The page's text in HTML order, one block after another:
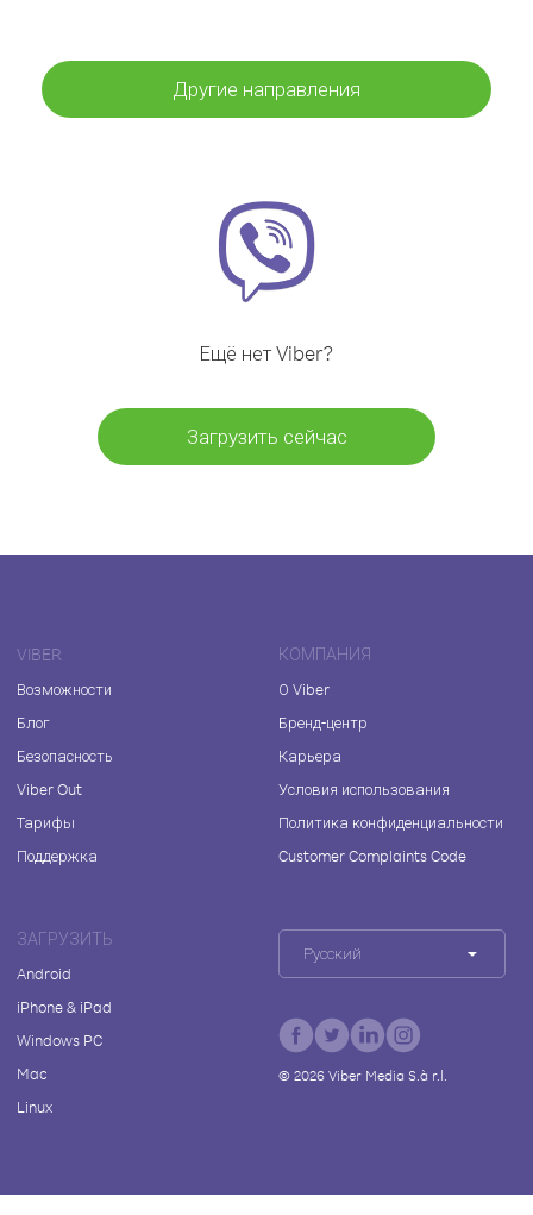
Другие направления
Ещё нет Viber?
Загрузить сейчас
VIBER
Возможности
Блог
Безопасность
Viber Out
Тарифы
Поддержка
КОМПАНИЯ
О Viber
Бренд-центр
Карьера
Условия использования
Политика конфиденциальности
Customer Complaints Code
ЗАГРУЗИТЬ
Android
iPhone & iPad
Windows PC
Mac
Linux
Русский
© 2026Viber Media S.à r.l.